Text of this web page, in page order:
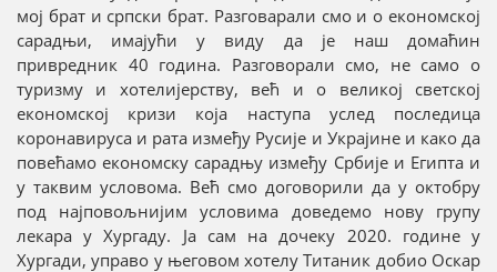
мој брат и српски брат. Разговарали смо и о економској
сарадњи, имајући у виду да је наш домаћин
привредник 40 година. Разговорали смо, не само о
туризму и хотелијерству, већ и о великој светској
економској кризи која наступа услед последица
коронавируса и рата између Русије и Украјине и како да
повећамо економску сарадњу између Србије и Египта и
у таквим условома. Већ смо договорили да у октобру
под најповољнијим условима доведемо нову групу
лекара у Хургаду. Ја сам на дочеку 2020. године у
Хургади, управо у његовом хотелу Титаник добио Оскар